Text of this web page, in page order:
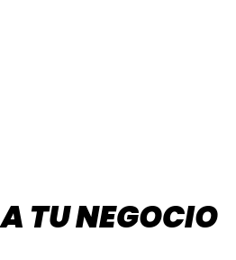
A TU NEGOCIO